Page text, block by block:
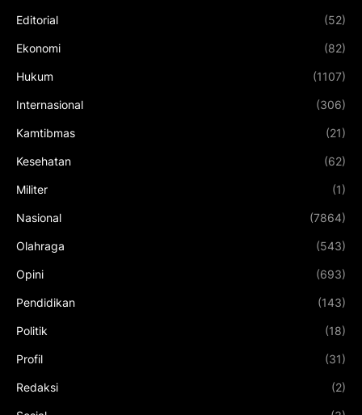
Editorial (52)
Ekonomi (82)
Hukum (1107)
Internasional (306)
Kamtibmas (21)
Kesehatan (62)
Militer (1)
Nasional (7864)
Olahraga (543)
Opini (693)
Pendidikan (143)
Politik (18)
Profil (31)
Redaksi (2)